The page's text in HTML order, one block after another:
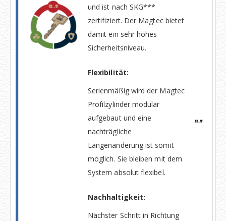
und ist nach SKG***
zertifiziert. Der Magtec bietet
damit ein sehr hohes
Sicherheitsniveau.
Flexibilität:
Serienmäßig wird der Magtec
Profilzylinder modular
aufgebaut und eine
nachträgliche
Längenänderung ist somit
möglich. Sie bleiben mit dem
System absolut flexibel.
Nachhaltigkeit:
Nächster Schritt in Richtung